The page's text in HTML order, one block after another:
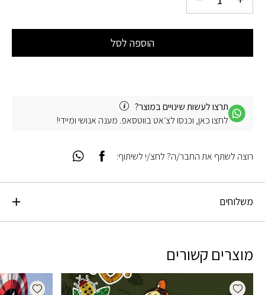
הוספה לסל
תרצו לעשות שינויים במוצר?
לחצו כאן, וכנסו לצ׳אט בווטסאפ. מענה אנושי ומיידי!
משלוחים
רוצה לשתף את החבר/ה? לחצ/י לשיתוף:
מוצרים קשורים
Add wishlist
wishlist